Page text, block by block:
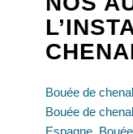
Bouée de
Bouée de
Espagne,